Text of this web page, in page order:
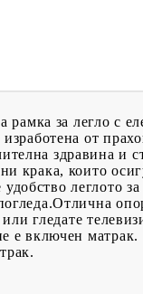
рамка за легло с
от
здравина и
крака, които
леглото
гледате
е включен